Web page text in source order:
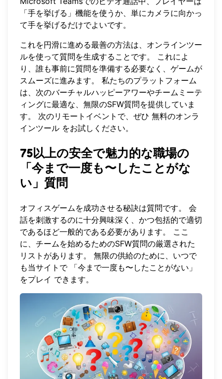
「手を挙げる」機能を使うか、単にカメラに向かっ
て手を挙げるだけでよいです。
これを円滑に進める最善の方法は、オンラインツー
ルを使って質問を生成することです。 これによ
り、誰も事前に質問を準備する必要なく、ゲームが
スムーズに進みます。 私たちのプラットフォーム
は、次のバーチャルハッピーアワーやチームミーテ
ィングに最適な、無限のSFW質問を提供していま
す。 次のリモートイベントで、ぜひ 無料のオンラ
インツール をお試しください。
75以上の安全で魅力的な職場の
「今まで一度も〜したことがな
い」質問
オフィスゲームを成功させる秘訣は質問です。 会
話を刺激するのに十分興味深く、かつ包括的で適切
であるほど一般的である必要があります。 ここ
に、チームを始めるためのSFW質問の厳選された
リストがあります。 無限の供給のために、いつで
も当サイトで
「今まで一度も〜したことがない」
をプレイ できます。